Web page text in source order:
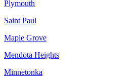
Plymouth
Saint Paul
Maple Grove
Mendota Heights
Minnetonka